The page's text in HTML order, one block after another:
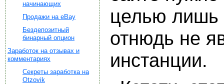
начинающих
Продажи на eBay
Бездепозитный
бинарный опцион
Заработок на отзывах и
комментариях
Секреты заработка на
Otzovik
целью лишь
отнюдь не
инстанции.